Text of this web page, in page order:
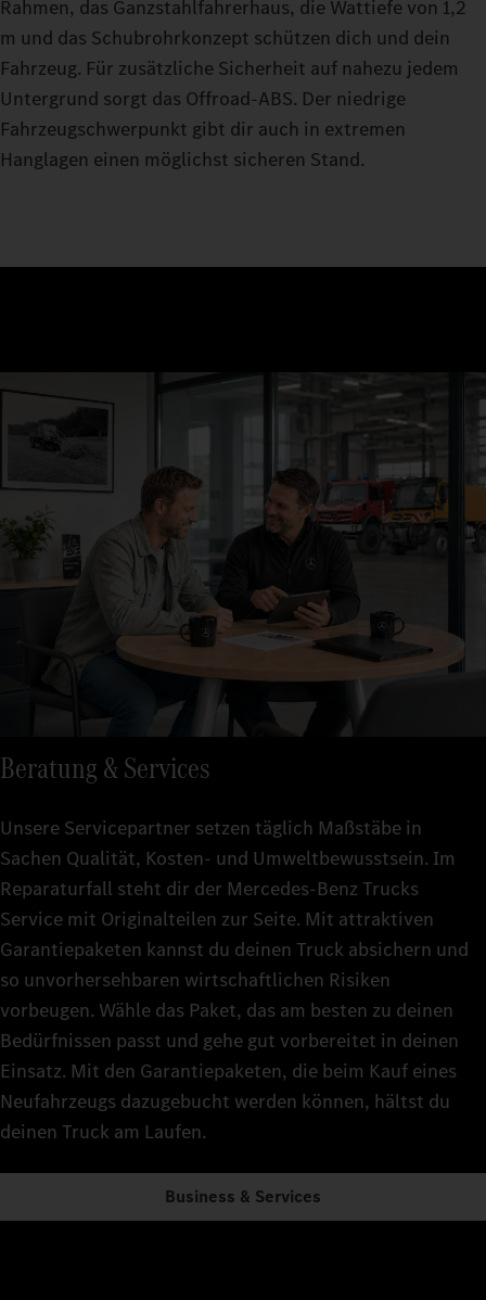
Rahmen, das Ganzstahlfahrerhaus, die Wattiefe von 1,2
m und das Schubrohrkonzept schützen dich und dein
Fahrzeug. Für zusätzliche Sicherheit auf nahezu jedem
Untergrund sorgt das Offroad-ABS. Der niedrige
Fahrzeugschwerpunkt gibt dir auch in extremen
Hanglagen einen möglichst sicheren Stand.
Beratung & Services
Unsere Servicepartner setzen täglich Maßstäbe in
Sachen Qualität, Kosten- und Umweltbewusstsein. Im
Reparaturfall steht dir der Mercedes-Benz Trucks
Service mit Originalteilen zur Seite. Mit attraktiven
Garantiepaketen kannst du deinen Truck absichern und
so unvorhersehbaren wirtschaftlichen Risiken
vorbeugen. Wähle das Paket, das am besten zu deinen
Bedürfnissen passt und gehe gut vorbereitet in deinen
Einsatz. Mit den Garantiepaketen, die beim Kauf eines
Neufahrzeugs dazugebucht werden können, hältst du
deinen Truck am Laufen.
Business & Services